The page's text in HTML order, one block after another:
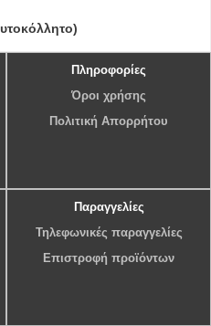
Πληροφορίες
Όροι χρήσης
Πολιτική Απορρήτου
Παραγγελίες
Τηλεφωνικές παραγγελίες
Επιστροφή προϊόντων